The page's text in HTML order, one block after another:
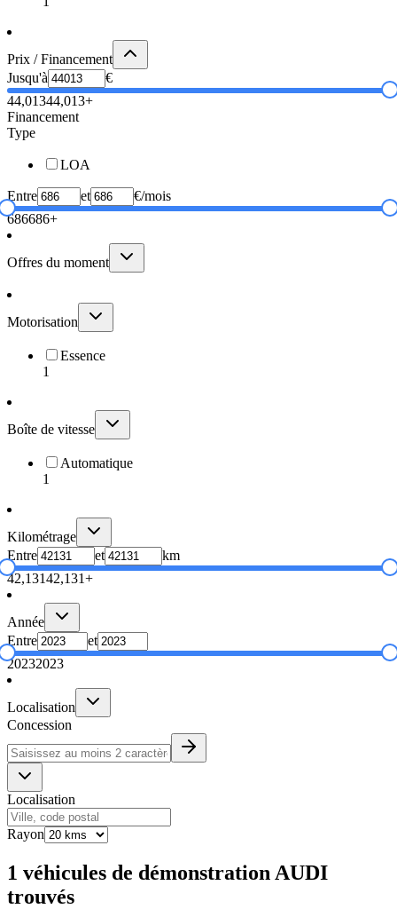
Prix / Financement
Jusqu'à
€
44,01344,013+
Financement
Type
LOA
Entre et
€/mois
686686+
Offres du moment
Motorisation
Essence
1
Boîte de vitesse
Automatique
1
Kilométrage
Entre
et
km
42,13142,131+
Année
Entre
et
20232023
Localisation
Concession
Localisation
Rayon
1 véhicules de démonstration AUDI
trouvés